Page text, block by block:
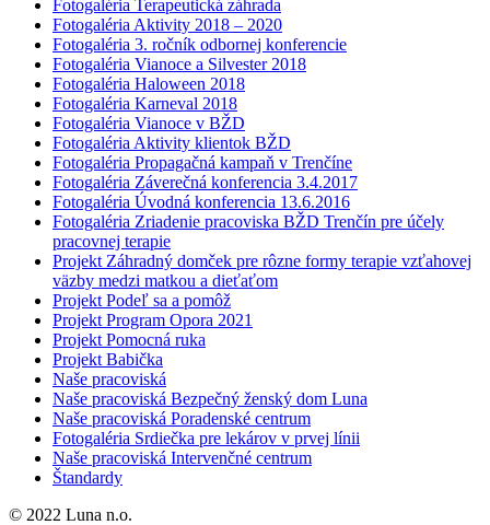
Fotogaléria Terapeutická záhrada
Fotogaléria Aktivity 2018 – 2020
Fotogaléria 3. ročník odbornej konferencie
Fotogaléria Vianoce a Silvester 2018
Fotogaléria Haloween 2018
Fotogaléria Karneval 2018
Fotogaléria Vianoce v BŽD
Fotogaléria Aktivity klientok BŽD
Fotogaléria Propagačná kampaň v Trenčíne
Fotogaléria Záverečná konferencia 3.4.2017
Fotogaléria Úvodná konferencia 13.6.2016
Fotogaléria Zriadenie pracoviska BŽD Trenčín pre účely
pracovnej terapie
Projekt Záhradný domček pre rôzne formy terapie vzťahovej
väzby medzi matkou a dieťaťom
Projekt Podeľ sa a pomôž
Projekt Program Opora 2021
Projekt Pomocná ruka
Projekt Babička
Naše pracoviská
Naše pracoviská Bezpečný ženský dom Luna
Naše pracoviská Poradenské centrum
Fotogaléria Srdiečka pre lekárov v prvej línii
Naše pracoviská Intervenčné centrum
Štandardy
© 2022 Luna n.o.